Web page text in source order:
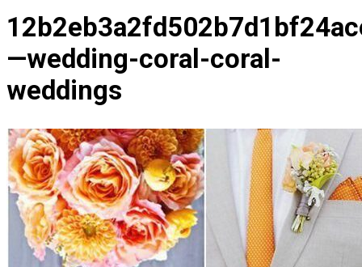
—wedding-coral-coral-
weddings